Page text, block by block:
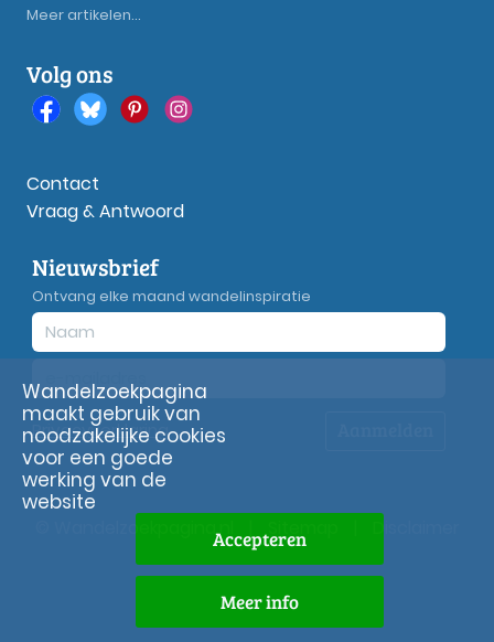
Meer artikelen...
Volg ons
Contact
Vraag & Antwoord
Nieuwsbrief
Ontvang elke maand wandelinspiratie
Privacyverklaring
© Wandelzoekpagina.nl
Wandelzoekpagina
maakt gebruik van
noodzakelijke cookies
voor een goede
werking van de
website
Accepteren
Meer info